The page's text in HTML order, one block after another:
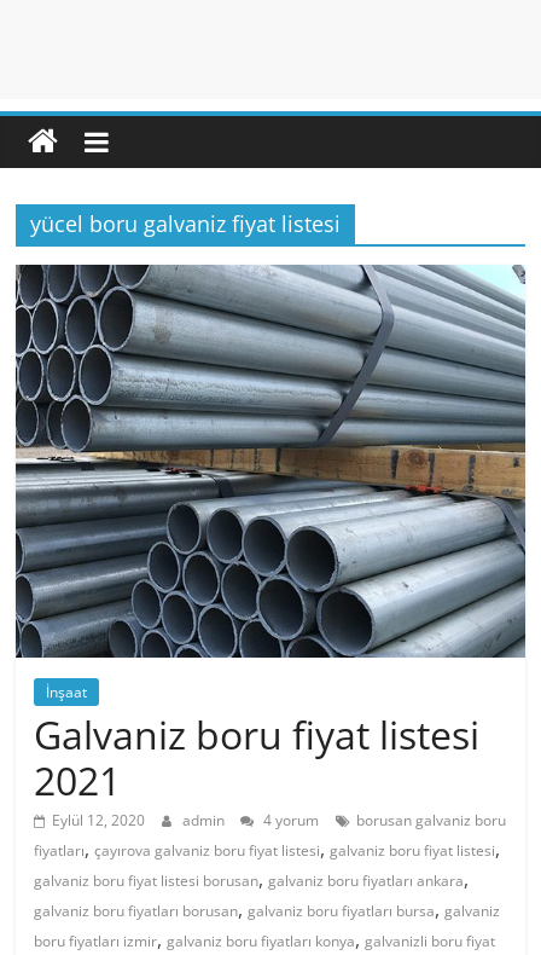
yücel boru galvaniz fiyat listesi
İnşaat
Galvaniz boru fiyat listesi
2021
Eylül 12, 2020 admin 4 yorum
borusan galvaniz boru
fiyatları,çayırova galvaniz boru fiyat listesi,galvaniz boru fiyat listesi,
galvaniz boru fiyat listesi borusan,galvaniz boru fiyatları ankara,
galvaniz boru fiyatları borusan,galvaniz boru fiyatları bursa,galvaniz
boru fiyatları izmir,galvaniz boru fiyatları konya,galvanizli boru fiyat